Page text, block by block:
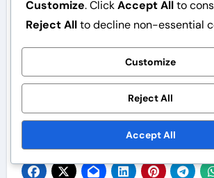
világbajnokságon és több UEFA
bajnokságon játszott, bemutatva
következetességét és tartósságát
legmagasabb szintű versenyzésben.
Hozzájárulásai kulcsszerepet
Franciaország sikerében ezeken a
Customize. ClickAccept Allto
Reject Allto decline non-essential
Customize
Reject All
Accept All